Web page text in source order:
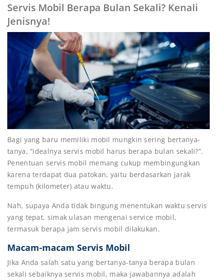
Servis Mobil Berapa Bulan Sekali? Kenali
Jenisnya!
Bagi yang baru memiliki mobil mungkin sering bertanya-
tanya, “idealnya servis mobil harus berapa bulan sekali?”.
Penentuan servis mobil memang cukup membingungkan
karena terdapat dua patokan, yaitu berdasarkan jarak
tempuh (kilometer) atau waktu.
Nah, supaya Anda tidak bingung menentukan waktu servis
yang tepat, simak ulasan mengenai service mobil,
termasuk berapa jam servis mobil dilakukan.
Macam-macam Servis Mobil
Jika Anda salah satu yang bertanya-tanya berapa bulan
sekali sebaiknya servis mobil, maka jawabannya adalah